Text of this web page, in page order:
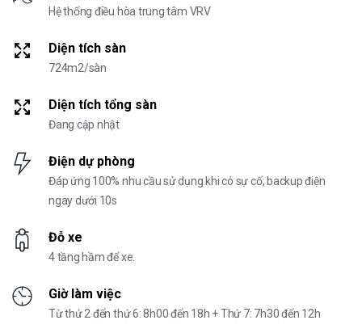
Hệ thống điều hòa trung tâm VRV
Diện tích sàn
724m2/sàn
Diện tích tổng sàn
Đang cập nhật
Điện dự phòng
Đáp ứng 100% nhu cầu sử dụng khi có sự cố, backup điện
ngay dưới 10s
Đỗ xe
4 tầng hầm để xe.
Giờ làm việc
Từ thứ 2 đến thứ 6: 8h00 đến 18h + Thứ 7: 7h30 đến 12h